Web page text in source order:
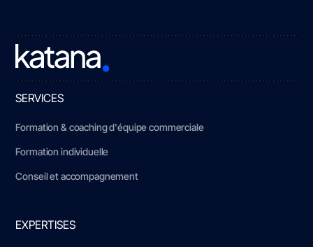
SERVICES
Formation & coaching d'équipe commerciale
Formation individuelle
Conseil et accompagnement
EXPERTISES